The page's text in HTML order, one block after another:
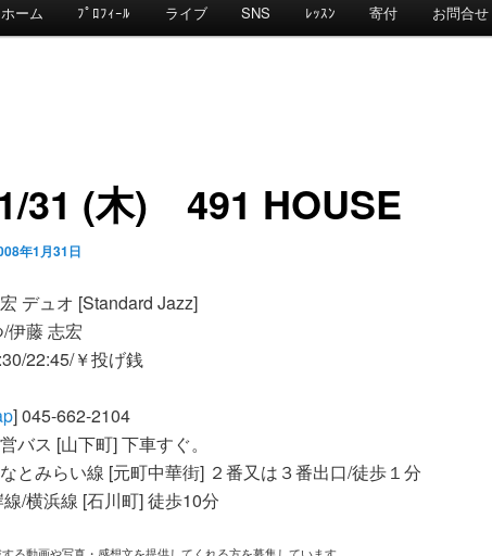
メ
コ
ン
テ
ン
ツ
へ
ホーム ﾌﾟﾛﾌｨｰﾙ ライブ SNS ﾚｯｽﾝ 寄付 お問合せ
31 (木) 491 HOUSE
年1月31日
デュオ [Standard Jazz]
伊藤 志宏
22:45/￥投げ銭
] 045-662-2104
バス [山下町] 下車すぐ。
なとみらい線 [元町中華街] ２番又は３番出口/徒歩１分
線/横浜線 [石川町] 徒歩10分
る動画や写真・感想文を提供してくれる方を募集しています。